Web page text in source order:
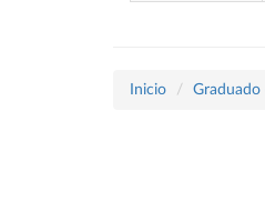
Inicio Graduado